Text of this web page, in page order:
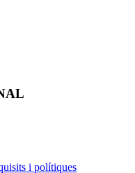
i polítiques